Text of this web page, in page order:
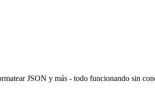
JSON y más - todo funcionando sin